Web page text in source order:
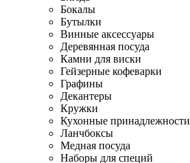
Бокалы
Бутылки
Винные аксессуары
Деревянная посуда
Камни для виски
Гейзерные кофеварки
Графины
Декантеры
Кружки
Кухонные принадлежности
Ланчбоксы
Медная посуда
Наборы для специй